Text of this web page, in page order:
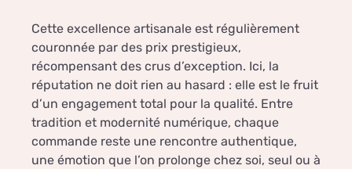
Cette excellence artisanale est régulièrement
couronnée par des prix prestigieux,
récompensant des crus d’exception. Ici, la
réputation ne doit rien au hasard : elle est le fruit
d’un engagement total pour la qualité. Entre
tradition et modernité numérique, chaque
commande reste une rencontre authentique,
une émotion que l’on prolonge chez soi, seul ou à